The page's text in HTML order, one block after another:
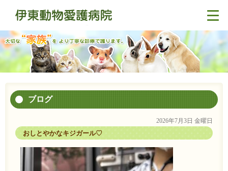
ブログ
2026年7月3日 金曜日
おしとやかなキジガール♡